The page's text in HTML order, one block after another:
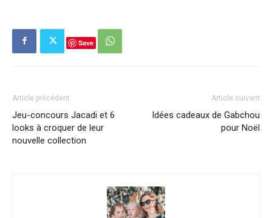
Save
Article précédent
Jeu-concours Jacadi et 6
looks à croquer de leur
nouvelle collection
Article suivant
Idées cadeaux de Gabchou
pour Noël